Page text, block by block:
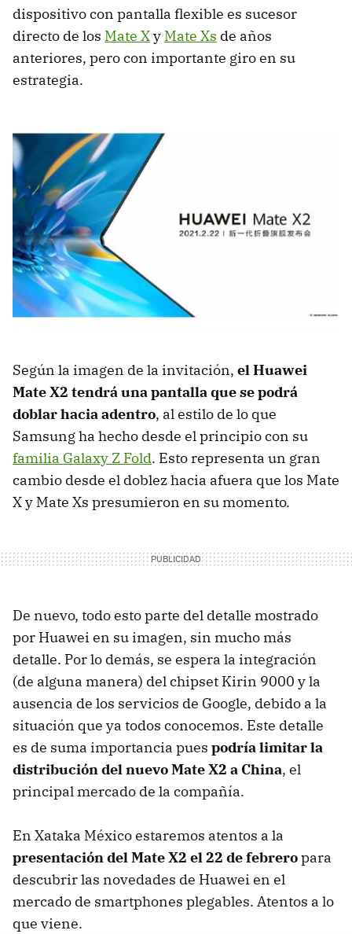
dispositivo con pantalla flexible es sucesor
directo de los Mate Xy Mate Xs de años
anteriores, pero con importante giro en su
estrategia.
Según la imagen de la invitación, el Huawei
Mate X2 tendrá una pantalla que se podrá
doblar hacia adentro, al estilo de lo que
Samsung ha hecho desde el principio con su
familia Galaxy Z Fold. Esto representa un gran
cambio desde el doblez hacia afuera que los Mate
X y Mate Xs presumieron en su momento.
De nuevo, todo esto parte del detalle mostrado
por Huawei en su imagen, sin mucho más
detalle. Por lo demás, se espera la integración
(de alguna manera) del chipset Kirin 9000 y la
ausencia de los servicios de Google, debido a la
situación que ya todos conocemos. Este detalle
es de suma importancia pues podría limitar la
distribución del nuevo Mate X2 a China, el
principal mercado de la compañía.
En Xataka México estaremos atentos a la
presentación del Mate X2 el 22 de febreropara
descubrir las novedades de Huawei en el
mercado de smartphones plegables. Atentos a lo
que viene.